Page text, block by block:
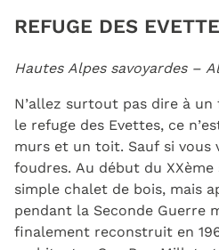
REFUGE DES
Hautes Alpes savoyardes –
N’allez surtout pas dire à
le refuge des Evettes, ce
murs et un toit. Sauf si vous
foudres. Au début du
simple chalet de bois, mais
pendant la Seconde Guerre
finalement reconstruit en